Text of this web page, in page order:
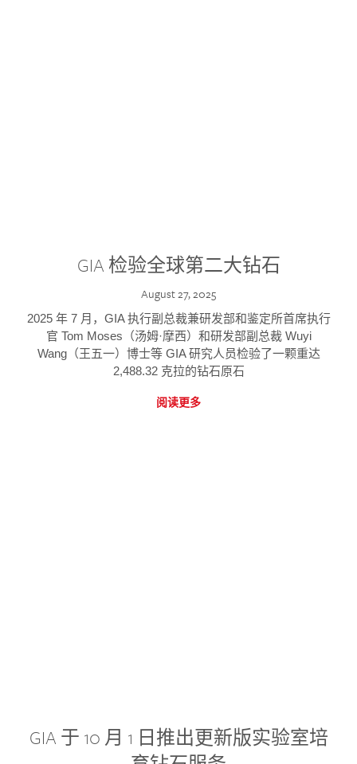
GIA 检验全球第二大钻石
August 27, 2025
2025 年 7 月，GIA 执行副总裁兼研发部和鉴定所首席执行
官 Tom Moses（汤姆·摩西）和研发部副总裁 Wuyi
Wang（王五一）博士等 GIA 研究人员检验了一颗重达
2,488.32 克拉的钻石原石
阅读更多
GIA 于 10 月 1 日推出更新版实验室培